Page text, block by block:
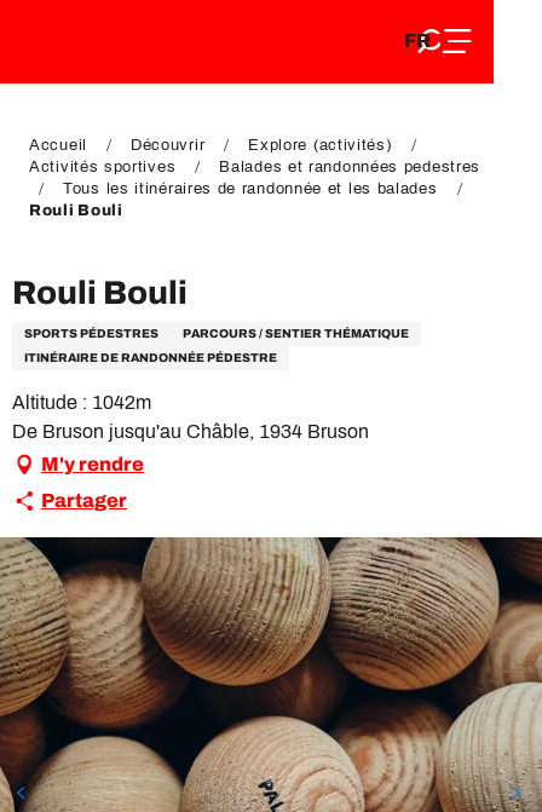
DE
FR
EN
Accueil Découvrir
Explore (activités)
Activités sportives
Balades et randonnées pedestres
Tous les itinéraires de randonnée et les balades
Rouli Bouli
Rouli Bouli
SPORTS PÉDESTRES
PARCOURS / SENTIER THÉMATIQUE
ITINÉRAIRE DE RANDONNÉE PÉDESTRE
Altitude : 1042m
De Bruson jusqu'au Châble, 1934 Bruson
M'y rendre
Partager